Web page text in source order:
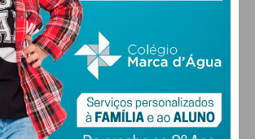
DE SERVIÇO EM PAÇOS DE